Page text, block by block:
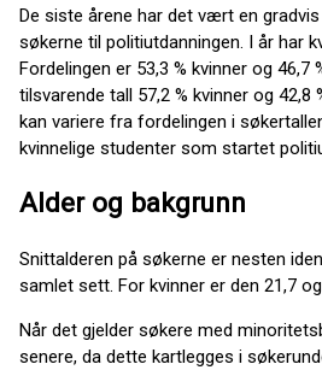
De siste årene har det vært en
søkerne til politiutdanningen. I år har
Fordelingen er 53,3 % kvinner og 46,7
tilsvarende tall 57,2 % kvinner og 42,8
kan variere fra fordelingen i
kvinnelige studenter som startet
Alder og bakgrunn
Snittalderen på søkerne er nesten
samlet sett. For kvinner er den 21,7
Når det gjelder søkere med
senere, da dette kartlegges i